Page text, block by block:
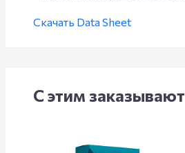
Скачать Data Sheet
С этим заказывают